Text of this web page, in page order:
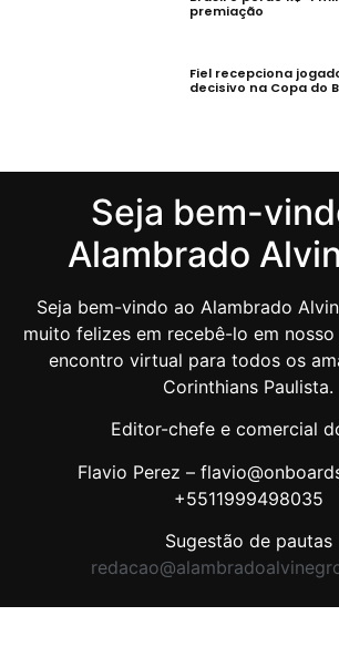
premiação
Fiel recepciona
decisivo na Copa do
Seja bem-
Alambrado
Seja bem-vindo ao Alambrado
muito felizes em recebê-lo em
encontro virtual para todos os
Corinthians Paulista.
Editor-chefe e comercial
Flavio Perez –
+5511999498035
Sugestão de pautas